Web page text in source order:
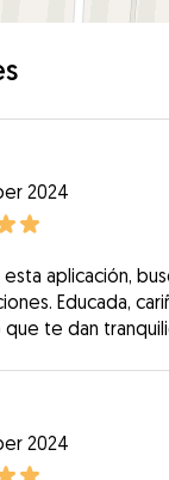
2024
aplicación,
Educada,
te dan
2024